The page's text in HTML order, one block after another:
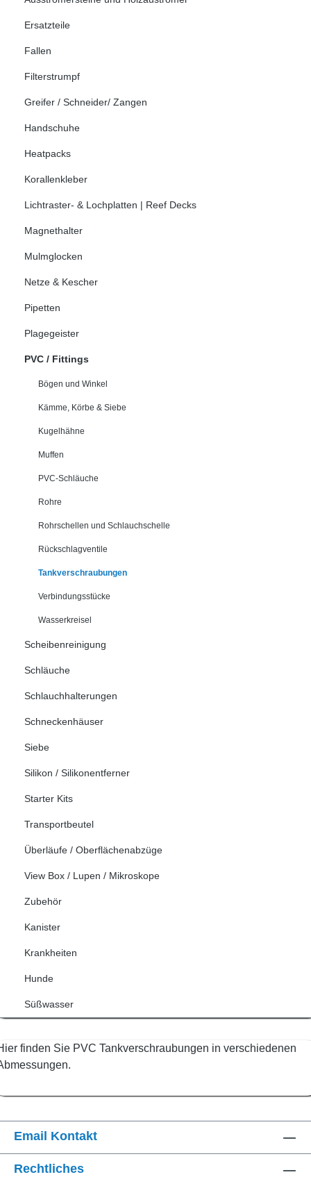
Ersatzteile
Fallen
Filterstrumpf
Greifer / Schneider/ Zangen
Handschuhe
Heatpacks
Korallenkleber
Lichtraster- & Lochplatten | Reef Decks
Magnethalter
Mulmglocken
Netze & Kescher
Pipetten
Plagegeister
PVC / Fittings
Bögen und Winkel
Kämme, Körbe & Siebe
Kugelhähne
Muffen
PVC-Schläuche
Rohre
Rohrschellen und Schlauchschelle
Rückschlagventile
Tankverschraubungen
Verbindungsstücke
Wasserkreisel
Scheibenreinigung
Schläuche
Schlauchhalterungen
Schneckenhäuser
Siebe
Silikon / Silikonentferner
Starter Kits
Transportbeutel
Überläufe / Oberflächenabzüge
View Box / Lupen / Mikroskope
Zubehör
Kanister
Krankheiten
Hunde
Süßwasser
finden Sie PVC Tankverschraubungen in verschiedenen
Email Kontakt
Rechtliches